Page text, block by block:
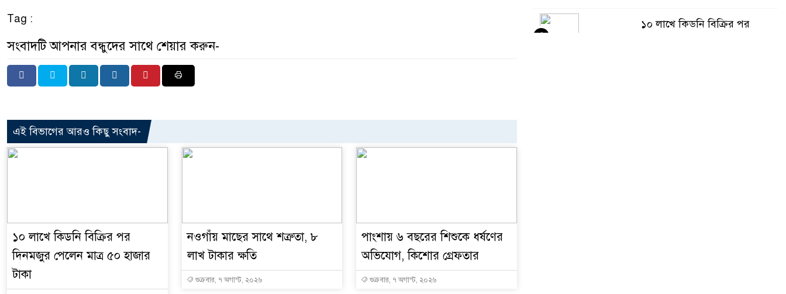
Tag :
সংবাদটি আপনার বন্ধুদের সাথে শেয়ার করুন-
এই বিভাগের আরও কিছু সংবাদ-
১০ লাখে কিডনি বিক্রির পর
দিনমজুর পেলেন মাত্র ৫০ হাজার
টাকা
নওগাঁয় মাছের সাথে শত্রুতা, ৮
লাখ টাকার ক্ষতি
শুক্রবার, ৭ অগাস্ট, ২০২৬
পাংশায় ৬ বছরের শিশুকে ধর্ষণের
অভিযোগ, কিশোর গ্রেফতার
শুক্রবার, ৭ অগাস্ট, ২০২৬
১০ লাখে কিডনি বিক্রির পর
৪